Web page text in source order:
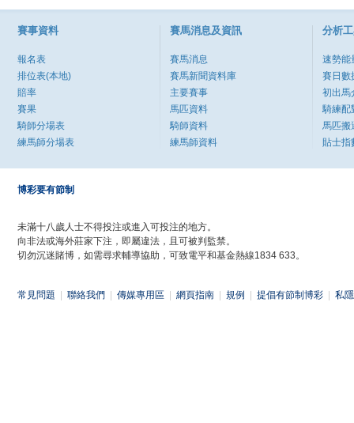
賽事資料
報名表
排位表(本地)
賠率
賽果
騎師分場表
練馬師分場表
賽馬消息及資訊
賽馬消息
賽馬新聞資料庫
主要賽事
馬匹資料
騎師資料
練馬師資料
分析
速勢能
賽日數
初出馬
騎練配
馬匹搬
貼士指
博彩要有節制
未滿十八歲人士不得投注或進入可投注的地方。
向非法或海外莊家下注，即屬違法，且可被判監禁。
切勿沉迷賭博，如需尋求輔導協助，可致電平和基金熱線1834 633。
常見問題 聯絡我們 傳媒專用區 網頁指南 規例 提倡有節制博彩 私